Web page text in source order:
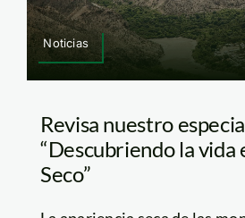
Noticias
Revisa nuestro
“Descubriendo la vida
Seco”